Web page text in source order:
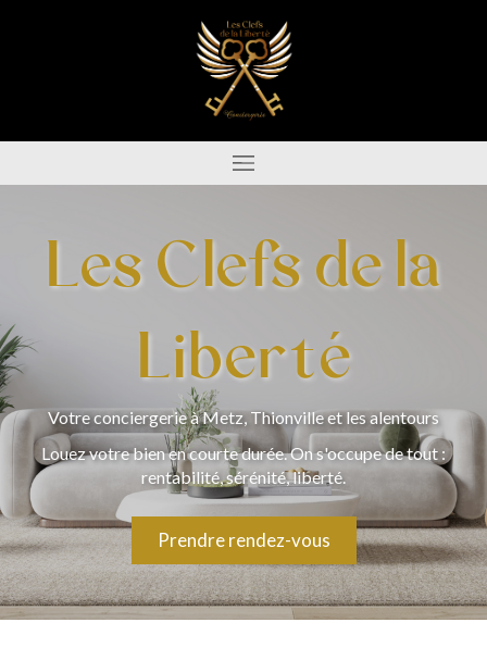
Les Clefs de la
Liberté
Votre conciergerie à Metz, Thionville et les alentours
Louez votre bien en courte durée. On s'occupe de tout :
rentabilité, sérénité, liberté.
Prendre rendez-vous